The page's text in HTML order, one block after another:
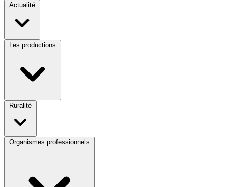
Actualité
Les productions
Ruralité
Organismes professionnels